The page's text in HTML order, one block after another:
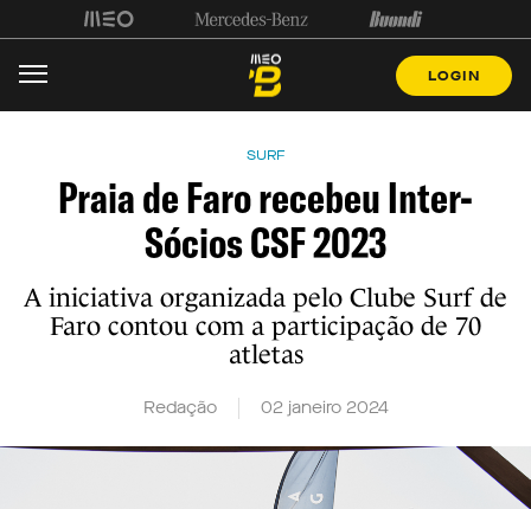
LOGIN
SURF
Praia de Faro recebeu Inter-
Sócios CSF 2023
A iniciativa organizada pelo Clube Surf de
Faro contou com a participação de 70
atletas
Redação 02 janeiro 2024